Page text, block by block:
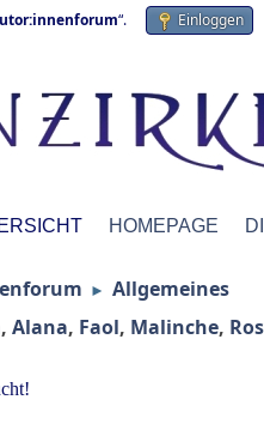
“. Einloggen
HOMEPAGE
► Allgemeines
, Alana, Faol, Malinche,